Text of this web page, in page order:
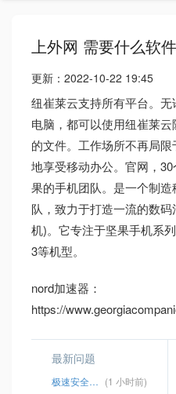
上外网 需要什么软件
更新： 2022-10-22 19:45
纽崔莱云支持所有平台。
电脑，都可以使用纽崔莱
的文件。工作场所不再局
地享受移动办公。官网，
果的手机团队。是一个制
队，致力于打造一流的数
机)。它专注于坚果手机系
3等机型。
nord加速器：
https://
最新问题
极速安全加速器破解版 (1 小时前)